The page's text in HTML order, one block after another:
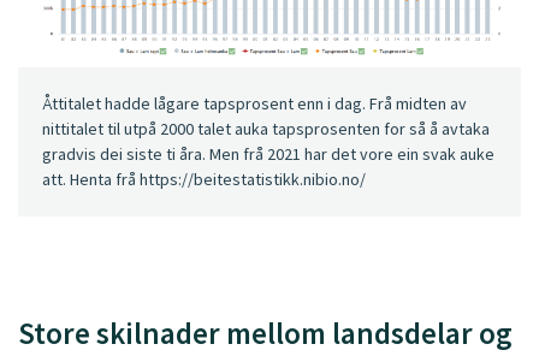
Åttitalet hadde lågare tapsprosent enn i dag. Frå midten av
nittitalet til utpå 2000 talet auka tapsprosenten for så å avtaka
gradvis dei siste ti åra. Men frå 2021 har det vore ein svak auke
att. Henta frå https://beitestatistikk.nibio.no/
Store skilnader mellom landsdelar og